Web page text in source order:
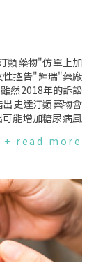
坡路面,會感覺重
強,對骨骼健康會
機只有調整上坡
在跑步機機器後
釐清決定是要有
數據,那麼或許未
方法治療骨質疏
類藥物"仿單上加
性控告"輝瑞"藥廠
然2018年的訴訟
史達汀類藥物會
能增加糖尿病風
三分之一有關.研
關.研究發現,相較
者具有更高濃度
島素阻抗"的指
胰島素產生反應
度才能對胰島素
患第2型糖尿病的
+ read more